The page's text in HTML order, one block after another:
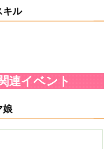
キル
連イベント
娘